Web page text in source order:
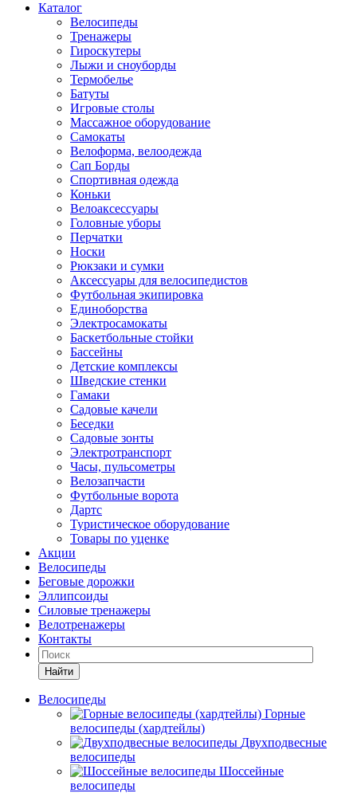
Каталог
Велосипеды
Тренажеры
Гироскутеры
Лыжи и сноуборды
Термобелье
Батуты
Игровые столы
Массажное оборудование
Самокаты
Велоформа, велоодежда
Сап Борды
Спортивная одежда
Коньки
Велоаксессуары
Головные уборы
Перчатки
Носки
Рюкзаки и сумки
Аксессуары для велосипедистов
Футбольная экипировка
Единоборства
Электросамокаты
Баскетбольные стойки
Бассейны
Детские комплексы
Шведские стенки
Гамаки
Садовые качели
Беседки
Садовые зонты
Электротранспорт
Часы, пульсометры
Велозапчасти
Футбольные ворота
Дартс
Туристическое оборудование
Товары по уценке
Акции
Велосипеды
Беговые дорожки
Эллипсоиды
Силовые тренажеры
Велотренажеры
Контакты
Найти
Велосипеды
Горные
велосипеды (хардтейлы)
Двухподвесные
велосипеды
Шоссейные
велосипеды